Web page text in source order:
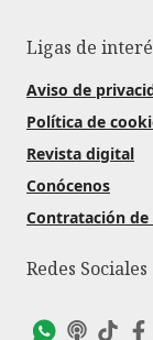
Ligas de
Aviso de
Política de
Revista digital
Conócenos
Contratación
Redes Sociales